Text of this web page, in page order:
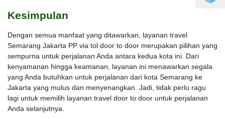
Kesimpulan
Dengan semua manfaat yang ditawarkan, layanan travel
Semarang Jakarta PP via tol door to door merupakan pilihan yang
sempurna untuk perjalanan Anda antara kedua kota ini. Dari
kenyamanan hingga keamanan, layanan ini menawarkan segala
yang Anda butuhkan untuk perjalanan dari kota Semarang ke
Jakarta yang mulus dan menyenangkan. Jadi, tidak perlu ragu
lagi untuk memilih layanan travel door to door untuk perjalanan
Anda selanjutnya.